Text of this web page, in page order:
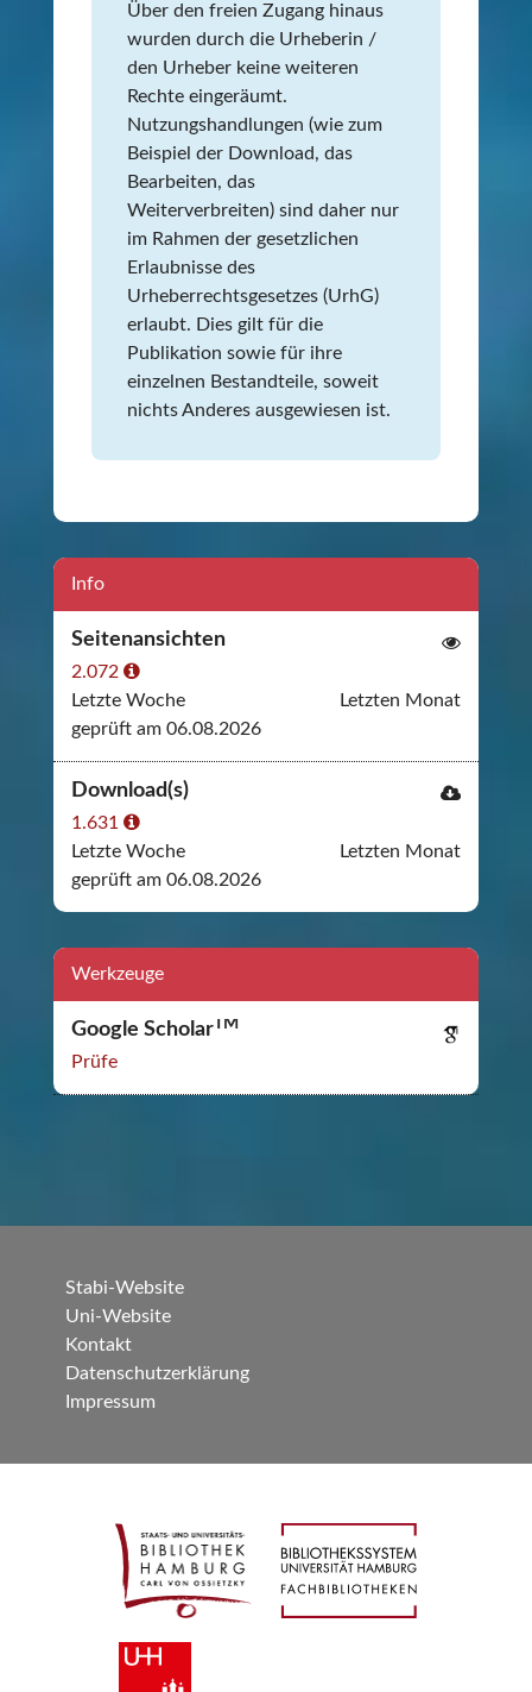
Über den freien Zugang hinaus
wurden durch die Urheberin /
den Urheber keine weiteren
Rechte eingeräumt.
Nutzungshandlungen (wie zum
Beispiel der Download, das
Bearbeiten, das
Weiterverbreiten) sind daher nur
im Rahmen der gesetzlichen
Erlaubnisse des
Urheberrechtsgesetzes (UrhG)
erlaubt. Dies gilt für die
Publikation sowie für ihre
einzelnen Bestandteile, soweit
nichts Anderes ausgewiesen ist.
Info
Seitenansichten
2.072
Letzte Woche
Letzten Monat
geprüft am 06.08.2026
Download(s)
1.631
Letzte Woche
Letzten Monat
geprüft am 06.08.2026
Werkzeuge
Google Scholar TM
Prüfe
Stabi-Website
Uni-Website
Kontakt
Datenschutzerklärung
Impressum